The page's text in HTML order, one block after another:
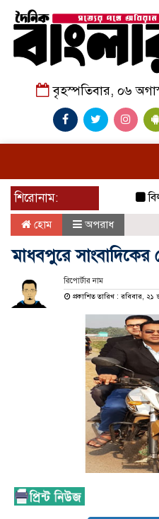
বৃহস্পতিবার, ০৬
শিরোনাম:
হোম অপরাধ
মাধবপুরে
রিপোর্টার নাম
প্রকাশিত তারিখ : রবিবার, ২১